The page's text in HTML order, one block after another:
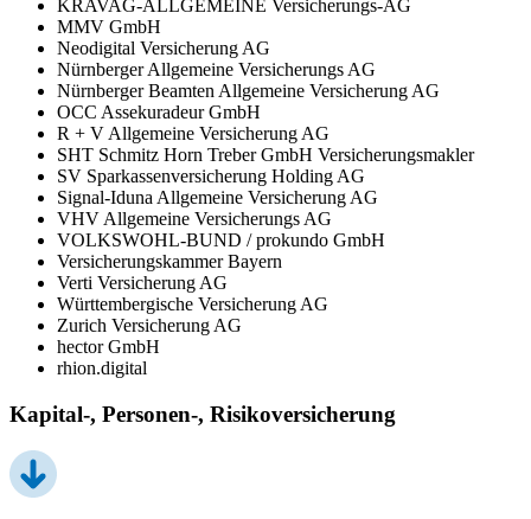
KRAVAG-ALLGEMEINE Versicherungs-AG
MMV GmbH
Neodigital Versicherung AG
Nürnberger Allgemeine Versicherungs AG
Nürnberger Beamten Allgemeine Versicherung AG
OCC Assekuradeur GmbH
R + V Allgemeine Versicherung AG
SHT Schmitz Horn Treber GmbH Versicherungsmakler
SV Sparkassenversicherung Holding AG
Signal-Iduna Allgemeine Versicherung AG
VHV Allgemeine Versicherungs AG
VOLKSWOHL-BUND / prokundo GmbH
Versicherungskammer Bayern
Verti Versicherung AG
Württembergische Versicherung AG
Zurich Versicherung AG
hector GmbH
rhion.digital
Kapital-, Personen-, Risikoversicherung